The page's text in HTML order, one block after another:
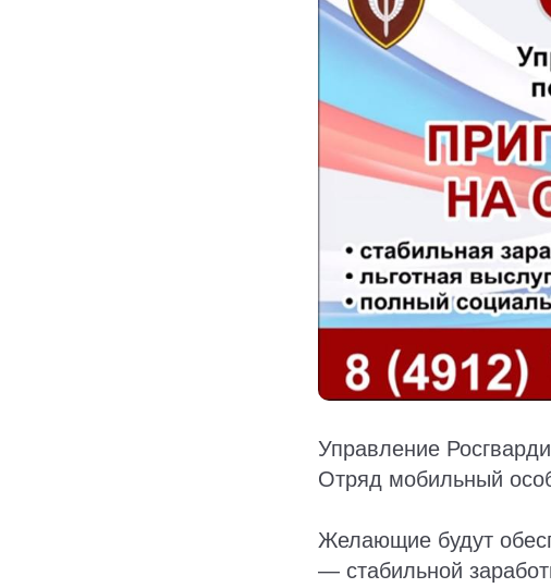
Управление
Отряд мобильный
Желающие будут
— стабильной